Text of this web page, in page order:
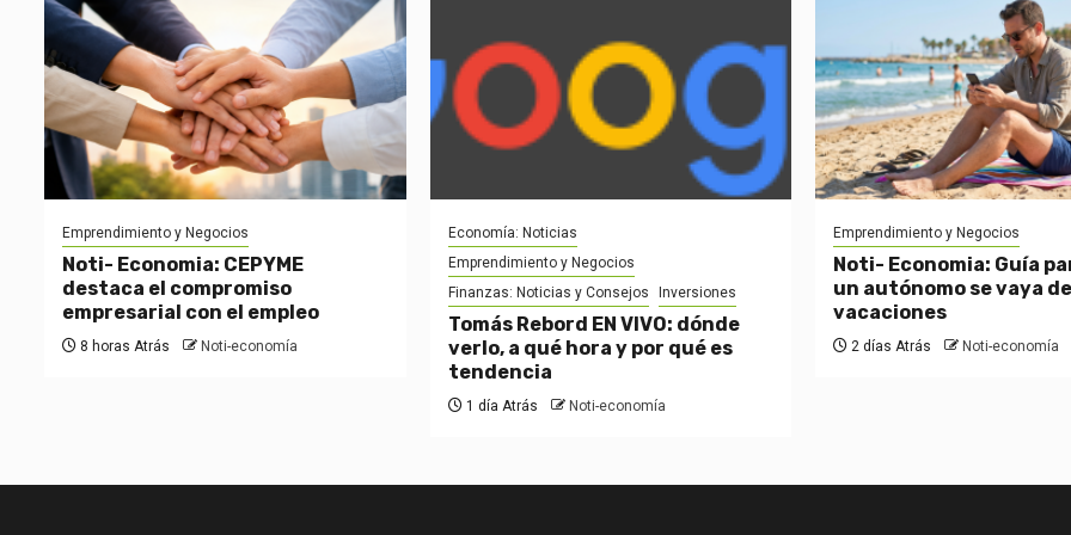
Emprendimiento y Negocios
Noti- Economia: CEPYME
destaca el compromiso
empresarial con el empleo
8 horas Atrás Noti-economía
Economía: Noticias
Emprendimiento y Negocios
Finanzas: Noticias y Consejos
Inversiones
Tomás Rebord EN VIVO: dónde
verlo, a qué hora y por qué es
tendencia
1 día Atrás Noti-economía
Emprendimiento y Negocios
Noti- Economia: Guía
un autónomo se vaya de
vacaciones
2 días Atrás Noti-economía